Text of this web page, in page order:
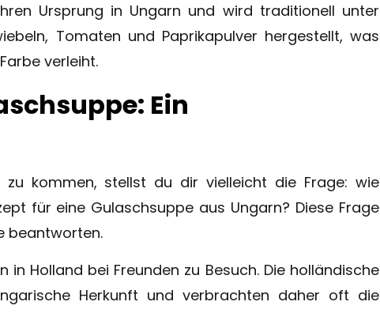
Ursprung in Ungarn und wird traditionell unter
Tomaten und Paprikapulver hergestellt, was
verleiht.
Ein
kommen, stellst du dir vielleicht die Frage: wie
für eine Gulaschsuppe aus Ungarn? Diese Frage
beantworten.
in Holland bei Freunden zu Besuch. Die holländische
Herkunft und verbrachten daher oft die